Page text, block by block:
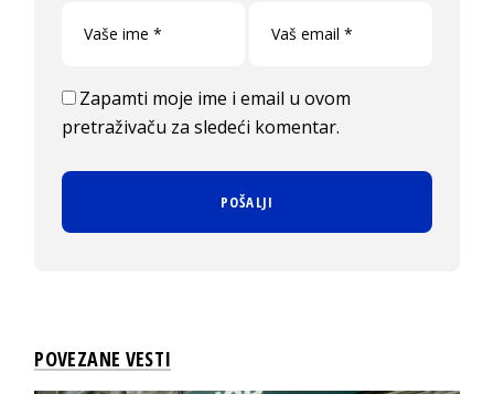
Zapamti moje ime i email u ovom
pretraživaču za sledeći komentar.
POVEZANE VESTI